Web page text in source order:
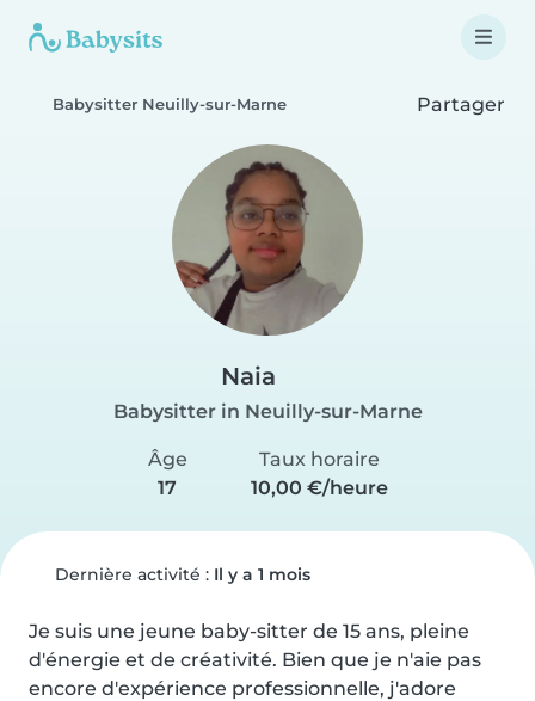
Babysitter Neuilly-sur-Marne Partager
Naia
Babysitter in Neuilly-sur-Marne
Âge
17
Taux horaire
10,00 €/heure
Dernière activité : Il y a 1 mois
Je suis une jeune baby-sitter de 15 ans, pleine
d'énergie et de créativité. Bien que je n'aie pas
encore d'expérience professionnelle, j'adore